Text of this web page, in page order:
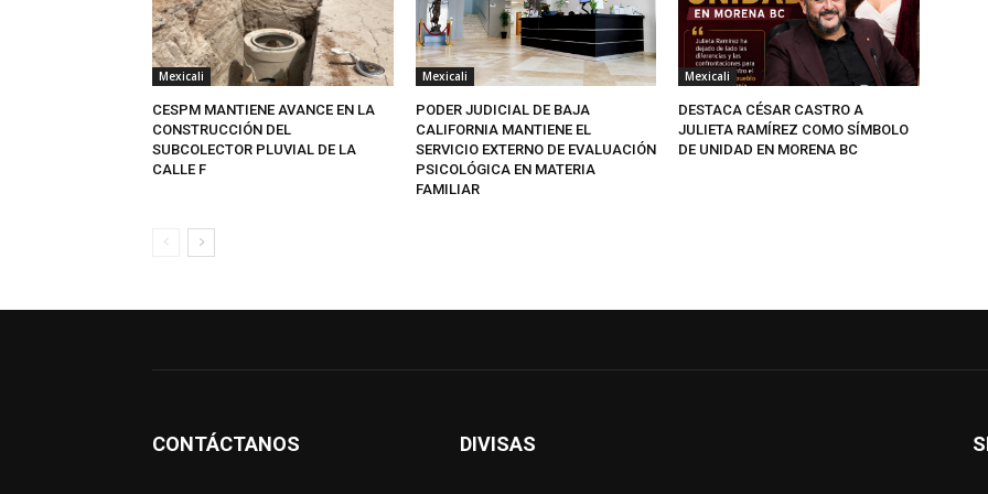
Mexicali
CESPM MANTIENE AVANCE EN LA
CONSTRUCCIÓN DEL
SUBCOLECTOR PLUVIAL DE LA
CALLE F
Mexicali
PODER JUDICIAL DE BAJA
CALIFORNIA MANTIENE EL
SERVICIO EXTERNO DE EVALUACIÓN
PSICOLÓGICA EN MATERIA
FAMILIAR
Mexicali
DESTACA CÉSAR CASTRO A
JULIETA RAMÍREZ COMO SÍMBOLO
DE UNIDAD EN MORENA BC
CONTÁCTANOS DIVISAS